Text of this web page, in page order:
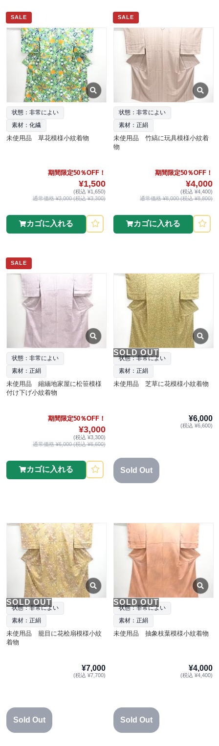
SALE
状態：非常によい
素材：化繊
未使用品 草花模様小紋着物
期間限定50％OFF！
¥1,500
(税込 ¥1,650)
通常価格 ¥3,000 (税込 ¥3,300)
カゴに入れる
SALE
状態：非常によい
素材：正絹
未使用品 竹縞に玩具模様小紋着
物
期間限定50％OFF！
¥4,000
(税込 ¥4,400)
通常価格 ¥8,000 (税込 ¥8,800)
カゴに入れる
SALE
状態：非常によい
素材：正絹
未使用品 縮緬地家屋に松笹模様
付け下げ小紋着物
期間限定50％OFF！
¥3,000
(税込 ¥3,300)
通常価格 ¥6,000 (税込 ¥6,600)
カゴに入れる
SOLD OUT
状態：非常によい
素材：正絹
未使用品 芝草に花模様小紋着物
¥6,000
(税込 ¥6,600)
Sold Out
SOLD OUT
状態：非常によい
素材：正絹
未使用品 籠目に花桧扇模様小紋
着物
¥7,000
(税込 ¥7,700)
Sold Out
SOLD OUT
状態：非常によい
素材：正絹
未使用品 抽象枝葉模様小紋着物
¥4,000
(税込 ¥4,400)
Sold Out